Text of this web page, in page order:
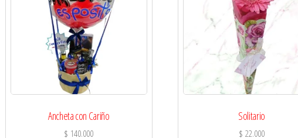
Ancheta con Cariño
$ 140.000
Solitario
$ 22.000